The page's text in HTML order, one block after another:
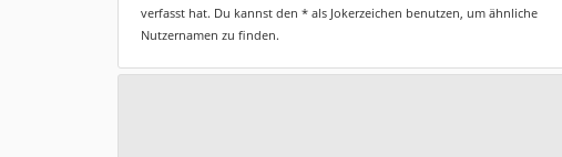
verfasst hat. Du kannst den * als Jokerzeichen benutzen, um ähnliche
Nutzernamen zu finden.